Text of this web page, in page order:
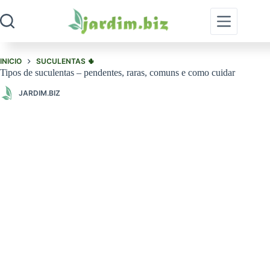
para
o
INICIO SUCULENTAS 🌵
Tipos de suculentas – pendentes, raras, comuns e como cuidar
JARDIM.BIZ